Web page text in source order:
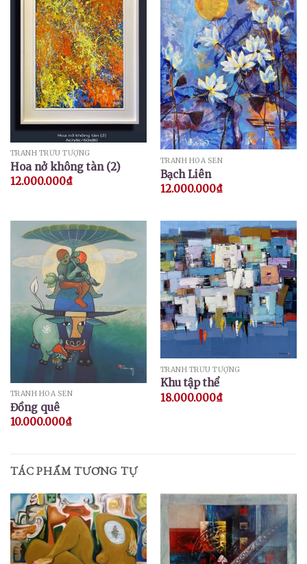
TRANH TRỪU TƯỢNG
Hoa nở không tàn (2)
12.000.000₫
TRANH HOA SEN
Bạch Liên
12.000.000₫
TRANH HOA SEN
Đồng quê
10.000.000₫
TRANH TRỪU TƯỢNG
Khu tập thể
18.000.000₫
TÁC PHẨM TƯƠNG TỰ